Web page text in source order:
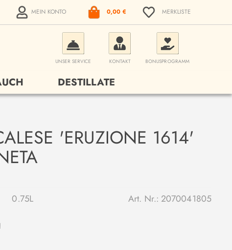
MEIN KONTO 0,00 € MERKLISTE
UNSER SERVICE KONTAKT BONUSPROGRAMM
DESTILLATE
'ERUZIONE 1614'
0.75L Art. Nr.: 2070041805